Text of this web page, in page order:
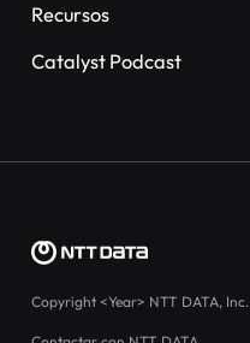
Recursos
Catalyst Podcast
Copyright <Year> NTT DATA, Inc.